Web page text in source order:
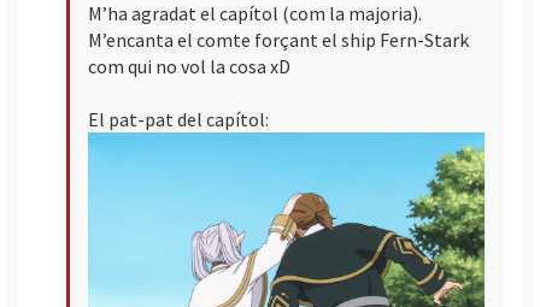
M’ha agradat el capítol (com la majoria).
M’encanta el comte forçant el ship Fern-Stark
com qui no vol la cosa xD
El pat-pat del capítol: